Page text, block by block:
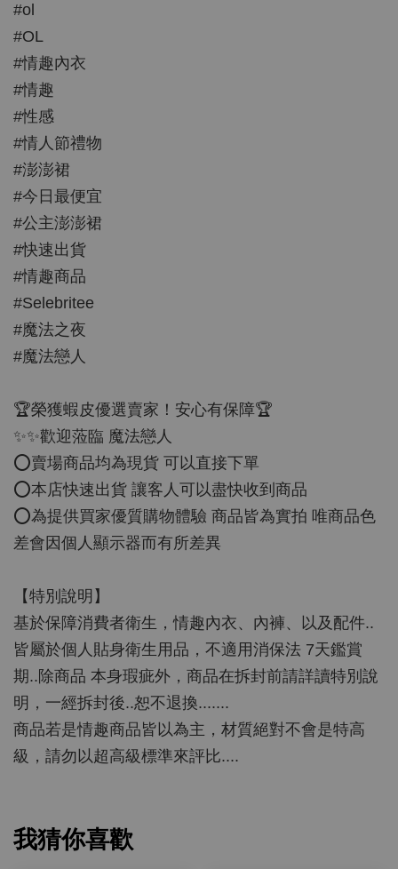
#ol
#OL
#情趣內衣
#情趣
#性感
#情人節禮物
#澎澎裙
#今日最便宜
#公主澎澎裙
#快速出貨
#情趣商品
#Selebritee
#魔法之夜
#魔法戀人
🏆榮獲蝦皮優選賣家！安心有保障🏆
✨✨歡迎蒞臨 魔法戀人
⭕️賣場商品均為現貨 可以直接下單
⭕️本店快速出貨 讓客人可以盡快收到商品
⭕️為提供買家優質購物體驗 商品皆為實拍 唯商品色
差會因個人顯示器而有所差異
【特別說明】
基於保障消費者衛生，情趣內衣、內褲、以及配件..
皆屬於個人貼身衛生用品，不適用消保法 7天鑑賞
期..除商品 本身瑕疵外，商品在拆封前請詳讀特別說
明，一經拆封後..恕不退換.......
商品若是情趣商品皆以為主，材質絕對不會是特高
級，請勿以超高級標準來評比....
我猜你喜歡